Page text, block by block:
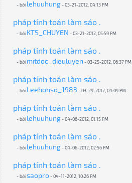
- bởi lehuuhung- 03-21-2012, 04:13 PM
pháp tính toán làm sáo .
- bởi KTS_CHUYEN - 03-21-2012, 05:59 PM
pháp tính toán làm sáo .
- bởi mitdoc_dieuluyen - 03-25-2012, 06:37 PM
pháp tính toán làm sáo .
- bởi Leehonso_1983 - 03-29-2012, 04:09 PM
pháp tính toán làm sáo .
- bởi lehuuhung- 04-06-2012, 01:15 PM
pháp tính toán làm sáo .
- bởi lehuuhung- 04-06-2012, 02:56 PM
pháp tính toán làm sáo .
- bởisaopro- 04-11-2012, 10:26 PM